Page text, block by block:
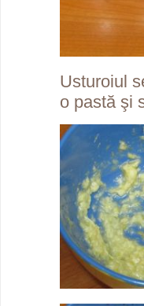
Usturoiul
o pastă şi